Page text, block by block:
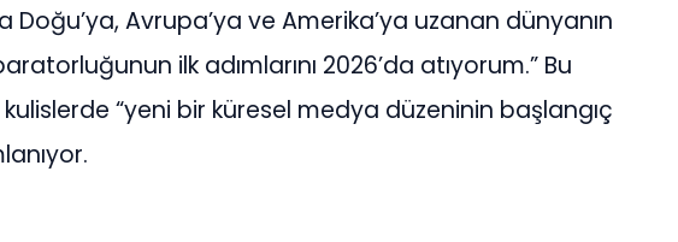
Avrupa’ya ve Amerika’ya uzanan dünyanın
ilk adımlarını 2026’da atıyorum.” Bu
kulislerde “yeni bir küresel medya düzeninin başlangıç